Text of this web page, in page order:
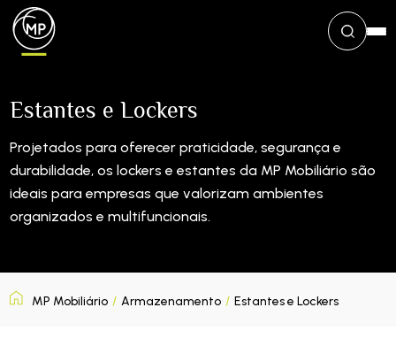
Estantes e Lockers
Projetados para oferecer praticidade, segurança e
durabilidade, os lockers e estantes da MP Mobiliário são
ideais para empresas que valorizam ambientes
organizados e multifuncionais.
MP Mobiliário / Armazenamento / Estantes e Lockers